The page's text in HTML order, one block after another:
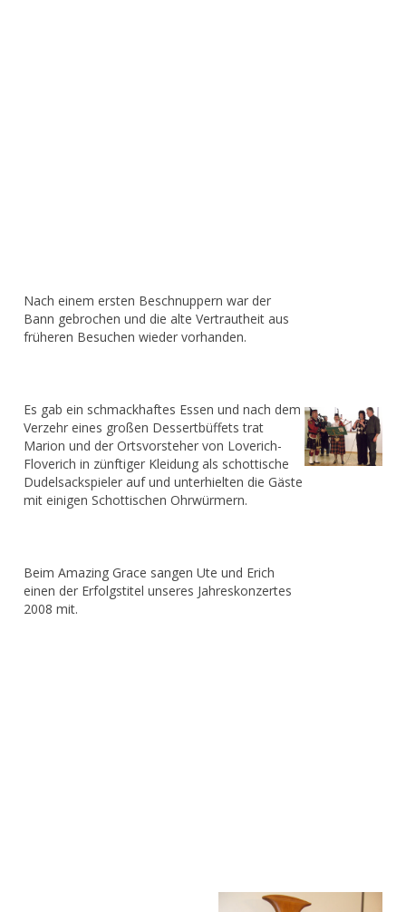
Nach einem ersten Beschnuppern war der
Bann gebrochen und die alte Vertrautheit aus
früheren Besuchen wieder vorhanden.
Es gab ein schmackhaftes Essen und nach dem
Verzehr eines großen Dessertbüffets trat
Marion und der Ortsvorsteher von Loverich-
Floverich in zünftiger Kleidung als schottische
Dudelsackspieler auf und unterhielten die Gäste
mit einigen Schottischen Ohrwürmern.
Beim Amazing Grace sangen Ute und Erich
einen der Erfolgstitel unseres Jahreskonzertes
2008 mit.